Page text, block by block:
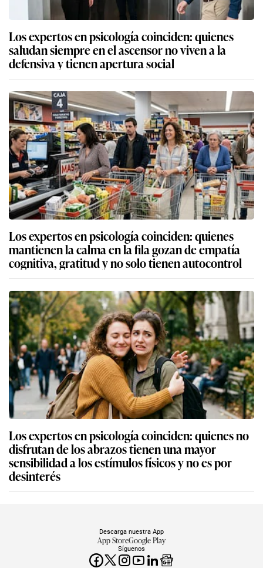
Los expertos en psicología coinciden: quienes
saludan siempre en el ascensor no viven a la
defensiva y tienen apertura social
Los expertos en psicología coinciden: quienes
mantienen la calma en la fila gozan de empatía
cognitiva, gratitud y no solo tienen autocontrol
Los expertos en psicología coinciden: quienes no
disfrutan de los abrazos tienen una mayor
sensibilidad a los estímulos físicos y no es por
desinterés
Síguenos
Descarga nuestra App
App StoreGoogle Play